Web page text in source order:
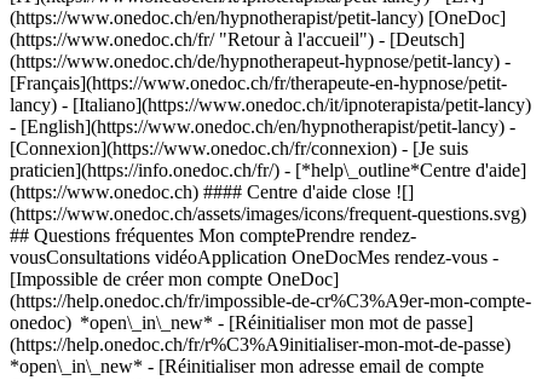
(https://www.onedoc.ch/en/hypnotherapist/petit-lancy) [OneDoc]
(https://www.onedoc.ch/fr/ "Retour à l'accueil") - [Deutsch]
(https://www.onedoc.ch/de/hypnotherapeut-hypnose/petit-lancy) -
[Français](https://www.onedoc.ch/fr/therapeute-en-hypnose/petit-
lancy) - [Italiano](https://www.onedoc.ch/it/ipnoterapista/petit-lancy)
- [English](https://www.onedoc.ch/en/hypnotherapist/petit-lancy) -
[Connexion](https://www.onedoc.ch/fr/connexion) - [Je suis
praticien](https://info.onedoc.ch/fr/) - [*help\_outline*Centre d'aide]
(https://www.onedoc.ch) #### Centre d'aide close ![]
(https://www.onedoc.ch/assets/images/icons/frequent-questions.svg)
## Questions fréquentes Mon comptePrendre rendez-
vousConsultations vidéoApplication OneDocMes rendez-vous -
[Impossible de créer mon compte OneDoc]
(https://help.onedoc.ch/fr/impossible-de-cr%C3%A9er-mon-compte-
onedoc) *open\_in\_new* - [Réinitialiser mon mot de passe]
(https://help.onedoc.ch/fr/r%C3%A9initialiser-mon-mot-de-passe)
*open\_in\_new* - [Réinitialiser mon adresse email de compte